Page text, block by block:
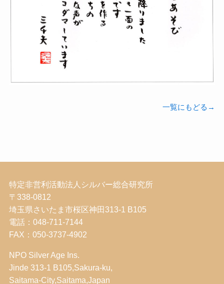
一覧にもどる→
特定非営利活動法人シルバー総合研究所
〒338-0812
埼玉県さいたま市桜区神田313-1 B105
電話：048-711-7144
FAX：050-3737-4902
NPO Silver Age Ins.
Jinde 313-1 B105,Sakura-ku,
Saitama-City,Saitama,Japan